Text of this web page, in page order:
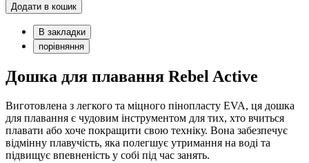
Додати в кошик
В закладки
порівняння
Дошка для плавання Rebel Active
Виготовлена з легкого та міцного пінопласту EVA, ця дошка
для плавання є чудовим інструментом для тих, хто вчиться
плавати або хоче покращити свою техніку. Вона забезпечує
відмінну плавучість, яка полегшує утримання на воді та
підвищує впевненість у собі під час занять.